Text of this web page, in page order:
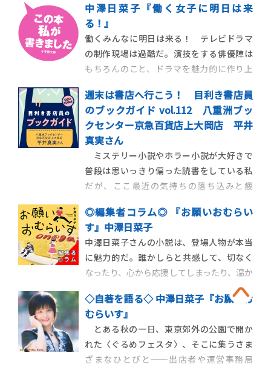
パ！』で、おじいちゃんが孫娘の通う小学
校のＰＴＡになかば無理やり入れられ、そ
こで起こるさまざまな事件に揉まれて成長
していくすがたを描いたのだが、『シルバ
ー保育園サンバ
中澤日菜子『働く女子に明日は来
る！』
働くみんなに明日は来る！ テレビドラマ
の制作現場は過酷だ。演技をする俳優陣は
もちろんのこと、ドラマを魅力的に作り上
も特筆すべきものがある。ドラマの根幹を
成す脚本家、脚本家の描いた世界を再現す
るための監督や撮影班、音響、照明班、ヘ
アメイクを担当するメイク班、さらに各チ
ーフにつく助手た
週末は書店へ行こう！ 目利き書店員
のブックガイド vol.112 八重洲ブッ
クセンター京急百貨店上大岡店 平井
真実さん
ミステリー小説やホラー小説が大好きで
普段は思いっきり偏った読書をしている私
だが、ここ最近の気持ちの落ち込みと疲
くなる夜が多く、なんだか大好きな読書も
ままならなくなってしまっていた。そんな時
はきっと世間では親しい友人に悩みを話し
たり美味しいものを食べに行ったりして発
散するのかもしれ
◎編集者コラム◎ 『お願いおむらい
す』中澤日菜子
中澤日菜子さんの小説は、登場人物が本当
に魅力的だ。誰かしらと共感して、切なく
なったり、心から応援してしまったり、温か
い気持ちになったり･･････。そんな小説の
代表格と言えるのが、この『お願いおむら
いす』ではないだろうか。この一冊のどこ
かに、読み手が共感してしまう登場人物が
絶対いるはず。ままならない就職で半分く
さくさし
◇自著を語る◇ 中澤日菜子『お願いお
むらいす』
とある秋の一日、東京郊外の公園で開か
れた〈ぐるめフェスタ〉、そこに集うさま
ざまなひとびと──出店者や運営事務局